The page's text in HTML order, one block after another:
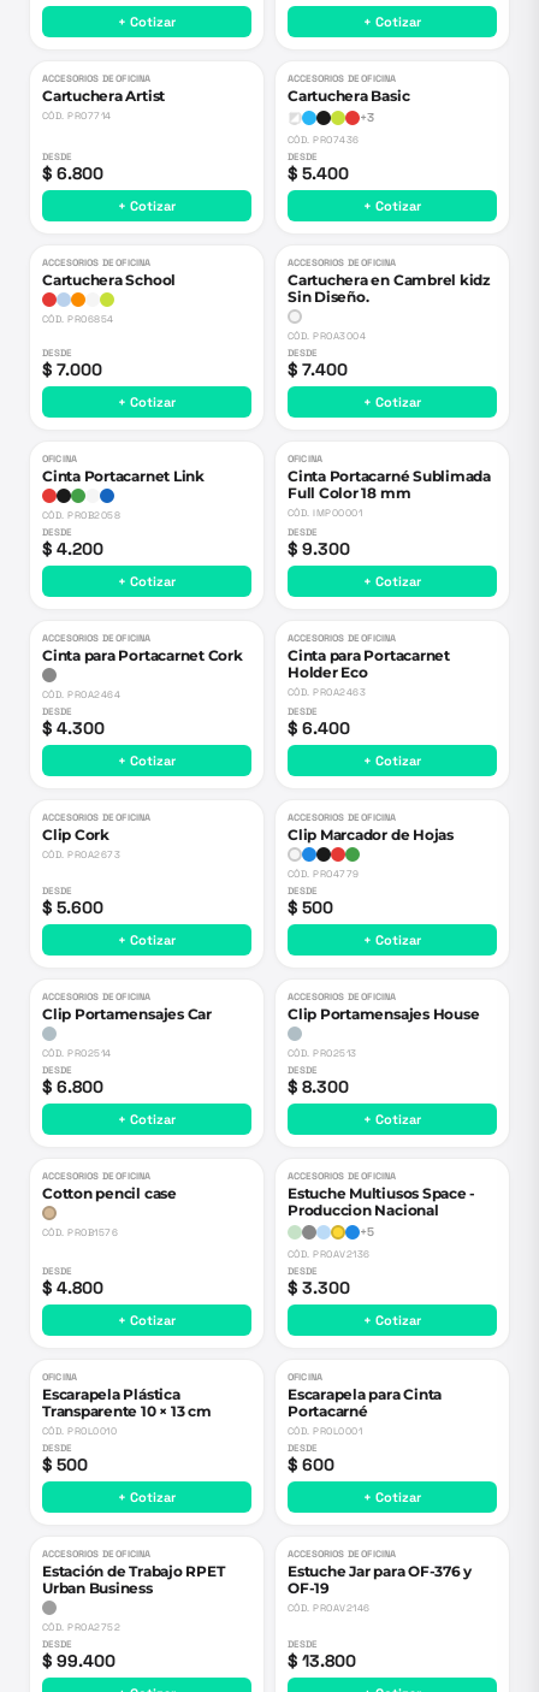
+ Cotizar + Cotizar
ACCESORIOS DE OFICINA
Cartuchera Artist
CÓD.PRO7714
DESDE
$ 6.800
+ Cotizar
ACCESORIOS DE OFICINA
Cartuchera Basic
+3
CÓD.PRO7436
DESDE
$ 5.400
+ Cotizar
ACCESORIOS DE OFICINA
Cartuchera School
CÓD.PRO6854
DESDE
$ 7.000
+ Cotizar
ACCESORIOS DE OFICINA
Cartuchera en Cambrel kidz
Sin Diseño.
CÓD.PROA3004
DESDE
$ 7.400
+ Cotizar
OFICINA
Cinta Portacarnet Link
CÓD.PROB2058
DESDE
$ 4.200
+ Cotizar
OFICINA
Cinta Portacarné Sublimada
Full Color 18 mm
CÓD.IMP00001
DESDE
$ 9.300
+ Cotizar
ACCESORIOS DE OFICINA
Cinta para Portacarnet Cork
CÓD.PROA2464
DESDE
$ 4.300
+ Cotizar
ACCESORIOS DE OFICINA
Cinta para Portacarnet
Holder Eco
CÓD.PROA2463
DESDE
$ 6.400
+ Cotizar
ACCESORIOS DE OFICINA
Clip Cork
CÓD.PROA2673
DESDE
$ 5.600
+ Cotizar
ACCESORIOS DE OFICINA
Clip Marcador de Hojas
CÓD.PRO4779
DESDE
$ 500
+ Cotizar
ACCESORIOS DE OFICINA
Clip Portamensajes Car
CÓD.PRO2514
DESDE
$ 6.800
+ Cotizar
ACCESORIOS DE OFICINA
Clip Portamensajes House
CÓD.PRO2513
DESDE
$ 8.300
+ Cotizar
ACCESORIOS DE OFICINA
Cotton pencil case
CÓD.PROB1576
DESDE
$ 4.800
+ Cotizar
ACCESORIOS DE OFICINA
Estuche Multiusos Space -
Produccion Nacional
+5
CÓD.PROAV2136
DESDE
$ 3.300
+ Cotizar
OFICINA
Escarapela Plástica
Transparente 10 × 13 cm
CÓD.PROL0010
DESDE
$ 500
+ Cotizar
OFICINA
Escarapela para Cinta
Portacarné
CÓD.PROL0001
DESDE
$ 600
+ Cotizar
ACCESORIOS DE OFICINA
Estación de Trabajo RPET
Urban Business
CÓD.PROA2752
DESDE
$ 99.400
ACCESORIOS DE OFICINA
Estuche Jar para OF-376 y
OF-19
CÓD.PROAV2146
DESDE
$ 13.800